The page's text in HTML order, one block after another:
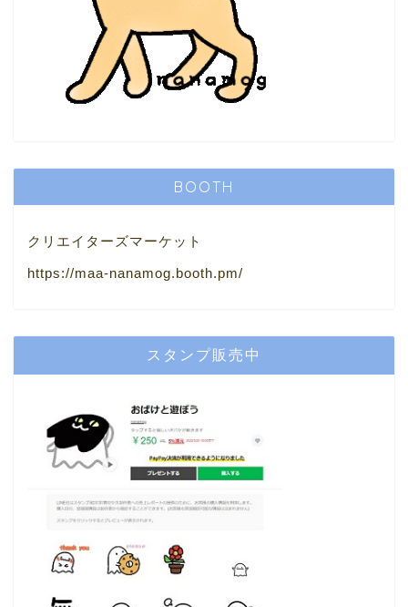
BOOTH
クリエイターズマーケット
https://maa-nanamog.booth.pm/
スタンプ販売中